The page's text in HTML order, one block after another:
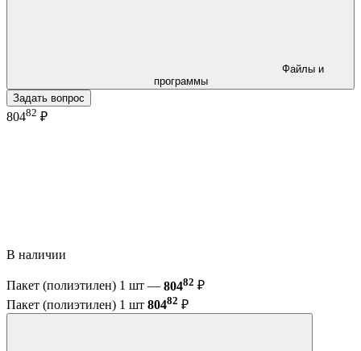
программы
Задать вопрос
80482 ₽
В наличии
Пакет (полиэтилен) 1 шт — 80482 ₽
Пакет (полиэтилен) 1 шт 80482 ₽